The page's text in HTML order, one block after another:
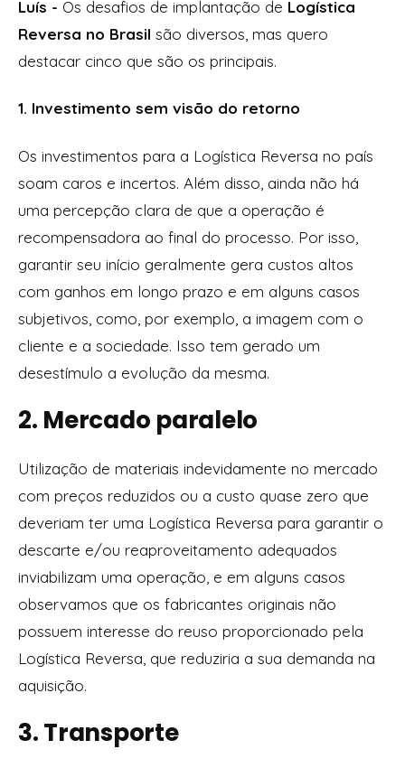
Luís - Os desafios de implantação de Logística
Reversa no Brasil são diversos, mas quero
destacar cinco que são os principais.
1. Investimento sem visão do retorno
Os investimentos para a Logística Reversa no país
soam caros e incertos. Além disso, ainda não há
uma percepção clara de que a operação é
recompensadora ao final do processo. Por isso,
garantir seu início geralmente gera custos altos
com ganhos em longo prazo e em alguns casos
subjetivos, como, por exemplo, a imagem com o
cliente e a sociedade. Isso tem gerado um
desestímulo a evolução da mesma.
2. Mercado paralelo
Utilização de materiais indevidamente no mercado
com preços reduzidos ou a custo quase zero que
deveriam ter uma Logística Reversa para garantir o
descarte e/ou reaproveitamento adequados
inviabilizam uma operação, e em alguns casos
observamos que os fabricantes originais não
possuem interesse do reuso proporcionado pela
Logística Reversa, que reduziria a sua demanda na
aquisição.
3. Transporte